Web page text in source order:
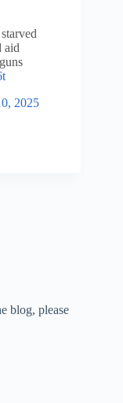
aid
2025
blog, please